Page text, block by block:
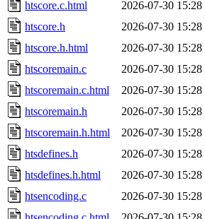
htscore.c.html
2026-07-30 15:28
htscore.h
2026-07-30 15:28
htscore.h.html
2026-07-30 15:28
htscoremain.c
2026-07-30 15:28
htscoremain.c.html
2026-07-30 15:28
htscoremain.h
2026-07-30 15:28
htscoremain.h.html
2026-07-30 15:28
htsdefines.h
2026-07-30 15:28
htsdefines.h.html
2026-07-30 15:28
htsencoding.c
2026-07-30 15:28